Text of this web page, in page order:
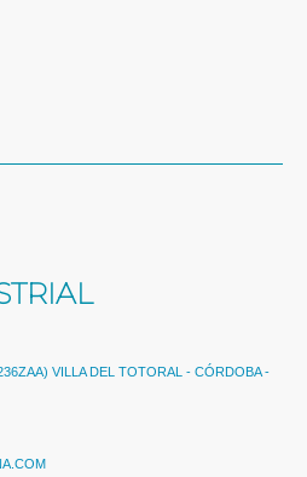
VILLA DEL TOTORAL - CÓRDOBA -